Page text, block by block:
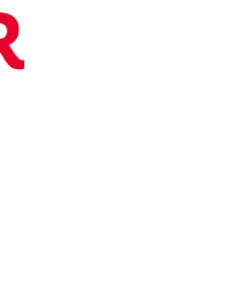
OFERTE DE NERATAT